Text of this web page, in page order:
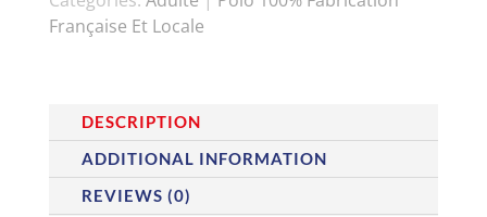
Française Et Locale
DESCRIPTION
ADDITIONAL INFORMATION
REVIEWS (0)